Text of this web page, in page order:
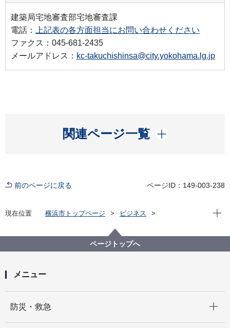
建築局宅地審査部宅地審査課
電話：
上記表の各方面担当にお問い合わせください
ファクス：045-681-2435
メールアドレス： kc-takuchishinsa@city.yokohama.lg.jp
関連ページ一覧
開く
前のページに戻る ページID：149-003-238
現在位置 横浜市トップページ
ビジネス
宅地開発関連手続・法令・許認可
お問い合わせ、ご相談等
開発許可、開発事業調整条例、宅造許可、盛土規制法
現在
ページトップへ
メニュー
防災・救急